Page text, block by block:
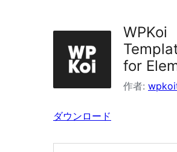
索
WPKoi
for
作者:
ダウンロード